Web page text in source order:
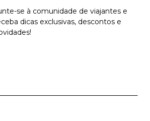
se à comunidade de viajantes e
dicas exclusivas, descontos e